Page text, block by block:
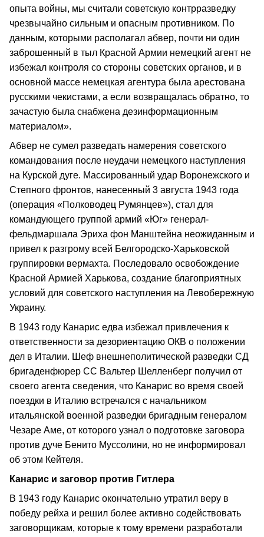
опыта войны, мы считали советскую контрразведку
чрезвычайно сильным и опасным противником. По
данным, которыми располагал абвер, почти ни один
заброшенный в тыл Красной Армии немецкий агент не
избежал контроля со стороны советских органов, и в
основной массе немецкая агентура была арестована
русскими чекистами, а если возвращалась обратно, то
зачастую была снабжена дезинформационным
материалом».
Абвер не сумел разведать намерения советского
командования после неудачи немецкого наступления
на Курской дуге. Массированный удар Воронежского и
Степного фронтов, нанесенный 3 августа 1943 года
(операция «Полководец Румянцев»), стал для
командующего группой армий «Юг» генерал-
фельдмаршала Эриха фон Манштейна неожиданным и
привел к разгрому всей Белгородско-Харьковской
группировки вермахта. Последовало освобождение
Красной Армией Харькова, создание благоприятных
условий для советского наступления на Левобережную
Украину.
В 1943 году Канарис едва избежал привлечения к
ответственности за дезориентацию ОКВ о положении
дел в Италии. Шеф внешнеполитической разведки СД
бригаденфюрер СС Вальтер Шелленберг получил от
своего агента сведения, что Канарис во время своей
поездки в Италию встречался с начальником
итальянской военной разведки бригадным генералом
Чезаре Аме, от которого узнал о подготовке заговора
против дуче Бенито Муссолини, но не информировал
об этом Кейтеля.
Канарис и заговор против Гитлера
В 1943 году Канарис окончательно утратил веру в
победу рейха и решил более активно содействовать
заговорщикам, которые к тому времени разработали